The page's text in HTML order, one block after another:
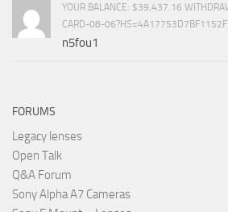
YOUR BALANCE: $39,437.16
CARD-08-
n5fou1
FORUMS
Legacy lenses
Open Talk
Q&A Forum
Sony Alpha A7 Cameras